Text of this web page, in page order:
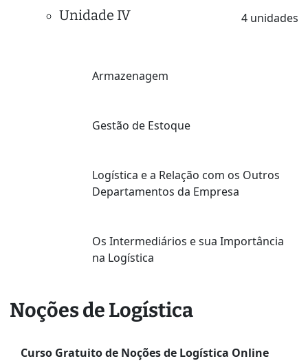
Unidade IV 4 unidades
Armazenagem
Gestão de Estoque
Logística e a Relação com os Outros
Departamentos da Empresa
Os Intermediários e sua Importância
na Logística
Noções de Logística
Curso Gratuito de Noções de Logística Online